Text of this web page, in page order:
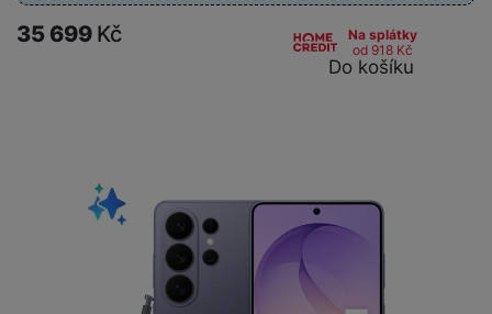
35 699 Kč
Na splátky
od 918 Kč
Do košíku